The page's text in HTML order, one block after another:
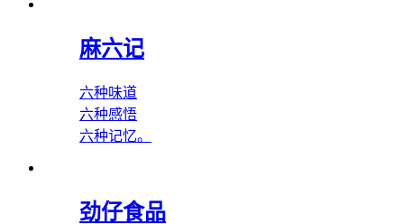
麻六记
六种味道
六种感悟
六种记忆。
劲仔食品